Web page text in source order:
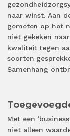
naar winst. Aan
gemeten op het
niet gekeken
kwaliteit tegen
soorten
Samenhang
Met een
niet alleen